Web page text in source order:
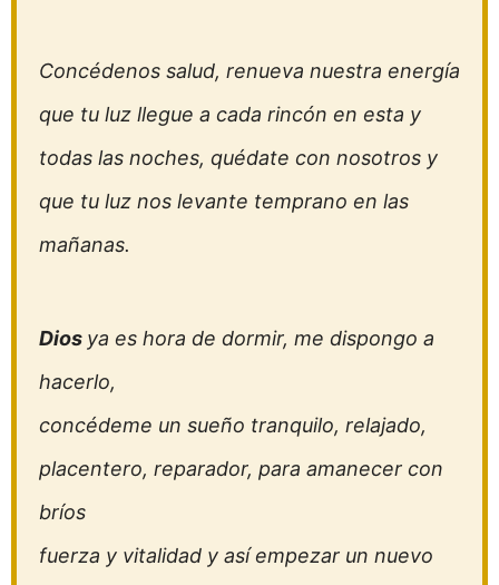
Concédenos salud, renueva nuestra energía
que tu luz llegue a cada rincón en esta y
todas las noches, quédate con nosotros y
que tu luz nos levante temprano en las
mañanas.
Dios ya es hora de dormir, me dispongo a
hacerlo,
concédeme un sueño tranquilo, relajado,
placentero, reparador, para amanecer con
bríos
fuerza y vitalidad y así empezar un nuevo